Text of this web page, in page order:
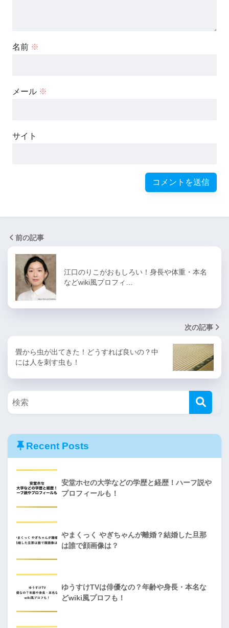
名前 ※
メール ※
サイト
前の記事
江口のりこがおもしろい！身長や体重・本名
などwiki風プロフィ…
次の記事
畳から虫が出てきた！どうすれば良いの？中
には人を刺す虫も！
Recent Posts
安堂ホセの大学などの学歴と経歴！ハーフ説や
プロフィールも！
やまくっく やぎちゃんが離婚？結婚した旦那
は誰で顔画像は？
ゆうすけTVは俳優なの？年齢や身長・本名な
どwiki風プロフも！